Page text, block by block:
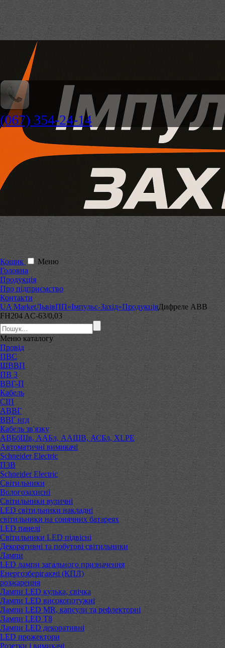
(067) 354-24-14
Кошик
Меню
Головна
Продукція
Про підприємство
Контакти
UA MarketЛьвівПП«Імпульс-Захід»ПродукціяДифреле ABB
FH204 AC-63/0,03
Меню каталогу
Провід
ПВС
ШВВП
ПВ 3
ВВГ-П
Кабель
СІП
АВВГ
ВВГ нгд
Кабель зв'язку
АВБбШв, ААБл, ААШВ, АСБл, XLPE
Автоматичні вимикачі
Schneider Electric
ПЗВ
Schneider Electric
Світильники
Вологозахисні
Світильники вуличні
LED світильники накладні
світильники на сонячних батареях
LED панелі
Світильники LED підвісні
Декоративні та побутові світильники
Лампи
LED лампи загального призначення
Енергозберігаючі (КПЛ)
розжарення
Лампи LED кулька, свічка
Лампи LED високопотужні
Лампи LED MR, капсули та рефлекторні
Лампи LED Т8
Лампи LED декоративні
LED прожектори
Розетки і вимикачі